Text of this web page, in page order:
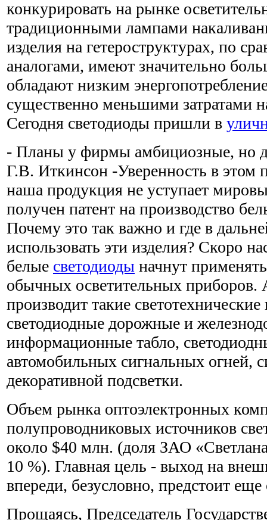
конкурировать на рынке
традиционными лампами
изделия на гетероструктурах, по
аналогами, имеют значительно
обладают низким
существенно меньшими затратами
Сегодня светодиоды пришли в
- Планы у фирмы амбициозные, но
Г.В. Иткинсон -Уверенность в этом
наша продукция не уступает
получен патент на производство
Почему это так важно и где в
использовать эти изделия? Скоро
белые светодиоды начнут
обычных осветительных
производит такие
светодиодные дорожные и
информационные табло,
автомобильных сигнальных огней,
декоративной подсветки.
Объем рынка оптоэлектронных
полупроводниковых источников
около $40 млн. (доля ЗАО
10 %). Главная цель - выход на
впереди, безусловно, предстоит
Прощаясь, Председатель